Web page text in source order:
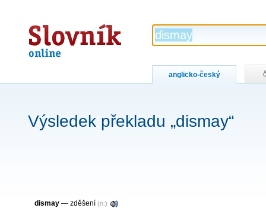
Slovník
online
anglicko-český
Výsledek překladu „dismay“
dismay — zděšení (n:)